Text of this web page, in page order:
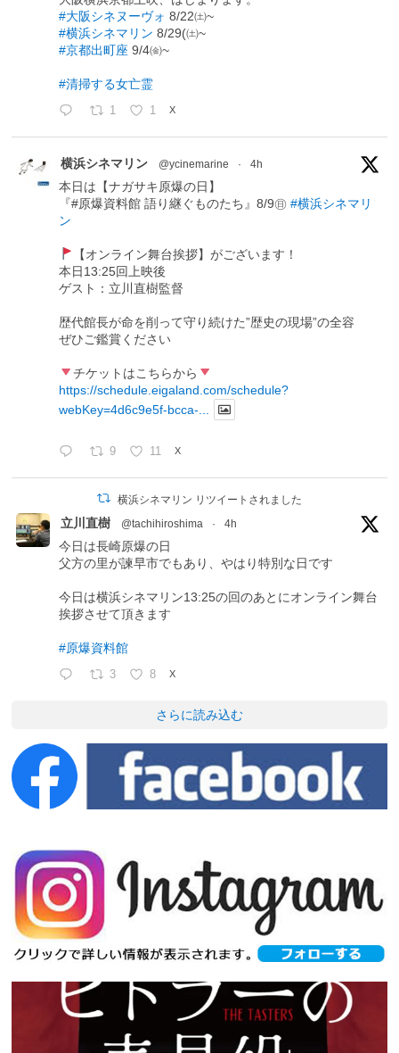
#大阪シネヌーヴォ 8/22㈯~
#横浜シネマリン 8/29(㈯~
#京都出町座 9/4㈮~
#清掃する女亡霊
1 1 X
横浜シネマリン @ycinemarine · 4h
本日は【ナガサキ原爆の日】
『#原爆資料館 語り継ぐものたち』8/9㊐#横浜シネマリ
ン
【オンライン舞台挨拶】がございます！
本日13:25回上映後
ゲスト：立川直樹監督
歴代館長が命を削って守り続けた”歴史の現場”の全容
ぜひご鑑賞ください
チケットはこちらから
https://schedule.eigaland.com/schedule?
webKey=4d6c9e5f-bcca-...
9 11 X
横浜シネマリン リツイートされました
立川直樹 @tachihiroshima · 4h
今日は長崎原爆の日
父方の里が諫早市でもあり、やはり特別な日です
今日は横浜シネマリン13:25の回のあとにオンライン舞台
挨拶させて頂きます
#原爆資料館
3 8 X
さらに読み込む